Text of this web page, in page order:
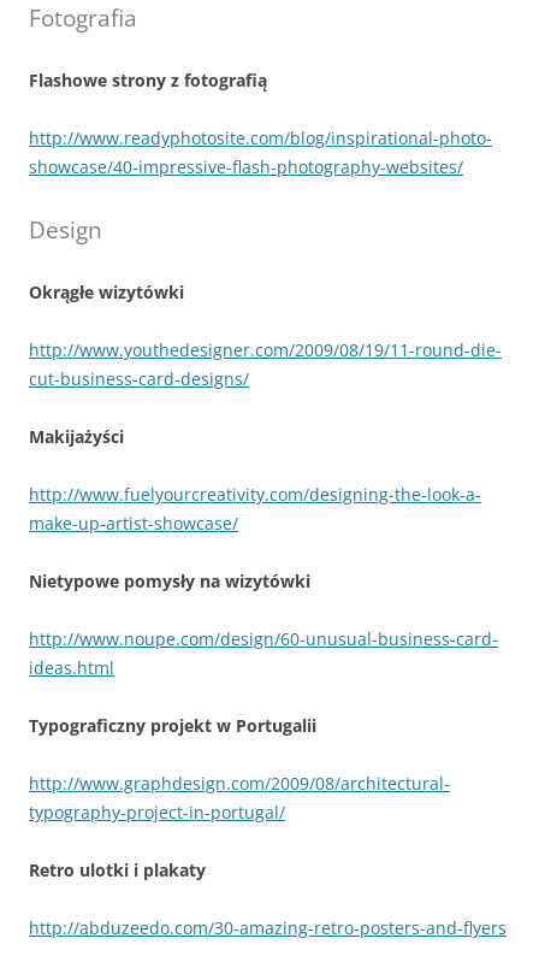
Fotografia
Flashowe strony z fotografią
http://www.readyphotosite.com/blog/inspirational-photo-
showcase/40-impressive-flash-photography-websites/
Design
Okrągłe wizytówki
http://www.youthedesigner.com/2009/08/19/11-round-die-
cut-business-card-designs/
Makijażyści
http://www.fuelyourcreativity.com/designing-the-look-a-
make-up-artist-showcase/
Nietypowe pomysły na wizytówki
http://www.noupe.com/design/60-unusual-business-card-
ideas.html
Typograficzny projekt w Portugalii
http://www.graphdesign.com/2009/08/architectural-
typography-project-in-portugal/
Retro ulotki i plakaty
http://abduzeedo.com/30-amazing-retro-posters-and-flyers